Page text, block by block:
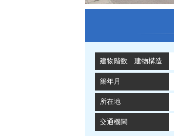
建物階数 建物構造
築年月
所在地
交通機関